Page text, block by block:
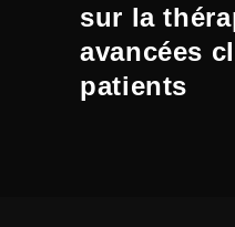
sur la
avancées
patients